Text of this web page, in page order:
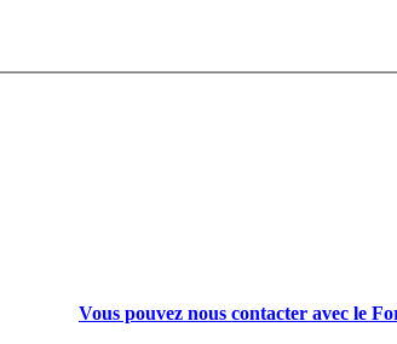
Vous pouvez nous contacter avec le